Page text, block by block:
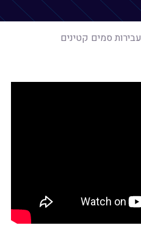
עבירות סמים קטינים